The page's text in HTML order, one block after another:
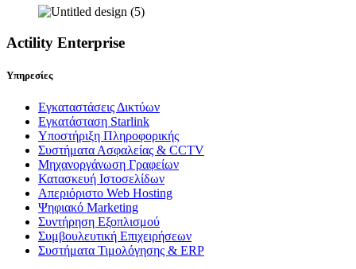
Actility Enterprise
Υπηρεσίες
Εγκαταστάσεις Δικτύων
Εγκατάσταση Starlink
Υποστήριξη Πληροφορικής
Συστήματα Ασφαλείας & CCTV
Μηχανοργάνωση Γραφείων
Κατασκευή Ιστοσελίδων
Απεριόριστο Web Hosting
Ψηφιακό Marketing
Συντήρηση Εξοπλισμού
Συμβουλευτική Επιχειρήσεων
Συστήματα Τιμολόγησης & ERP